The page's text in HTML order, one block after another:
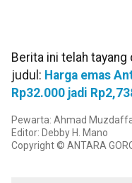
Berita ini telah
judul: Harga emas
Rp32.000 jadi
Pewarta: Ahmad
Editor: Debby H. Mano
Copyright © ANTARA